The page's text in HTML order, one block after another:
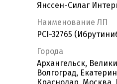
Янссен-Силаг
Наименование ЛП
PCI-32765
Города
Архангельск,
Волгоград,